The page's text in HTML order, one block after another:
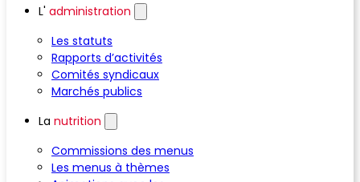
L' administration
Les statuts
Rapports d’activités
Comités syndicaux
Marchés publics
La nutrition
Commissions des menus
Les menus à thèmes